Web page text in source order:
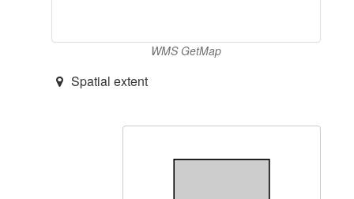
WMS GetMap
Spatial extent